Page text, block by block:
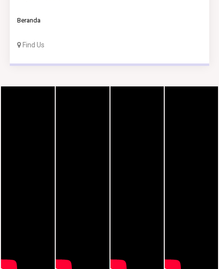
Beranda
Find Us